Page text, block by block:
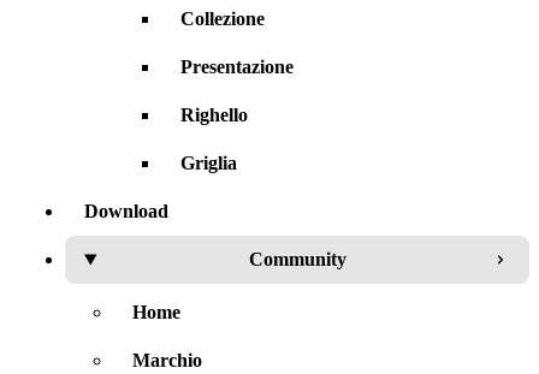
Collezione
Presentazione
Righello
Griglia
Download
Community
Home
Marchio